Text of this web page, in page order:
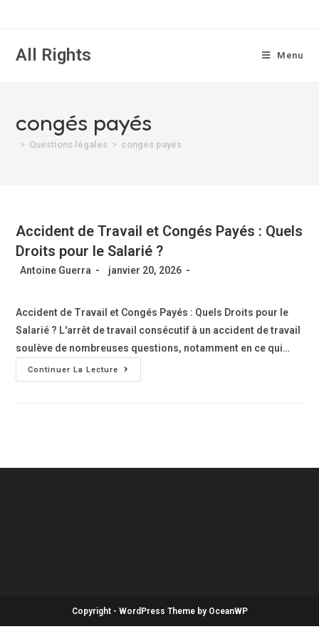
All Rights Menu
congés payés
> Questions légales > congés payés
Accident de Travail et Congés Payés : Quels
Droits pour le Salarié ?
Antoine Guerra janvier 20, 2026
Accident de Travail et Congés Payés : Quels Droits pour le
Salarié ? L'arrêt de travail consécutif à un accident de travail
soulève de nombreuses questions, notamment en ce qui…
Continuer La Lecture
Copyright - WordPress Theme by OceanWP